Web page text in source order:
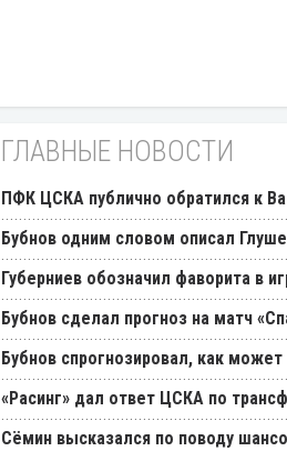
ГЛАВНЫЕ НОВОСТИ
ПФК ЦСКА публично обратился к
Бубнов одним словом описал
Губерниев обозначил фаворита в
Бубнов сделал прогноз на матч
Бубнов спрогнозировал, как
«Расинг» дал ответ ЦСКА по
Cёмин высказался по поводу